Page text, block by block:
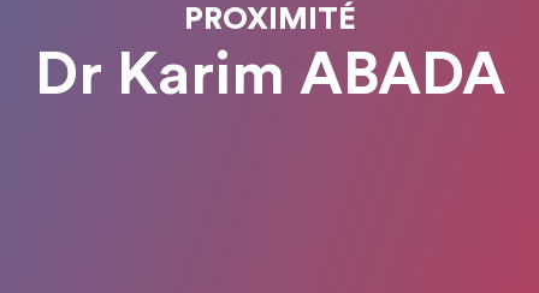
PROXIMITÉ
Dr Karim ABADA